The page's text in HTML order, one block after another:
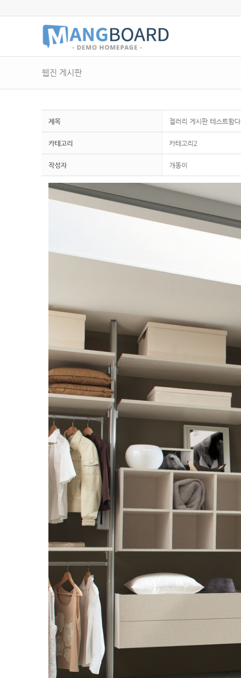
웹진 게시판
제목 겔러리 게시판 테스트함다
카테고리 카테고리2
작성자 개똥이